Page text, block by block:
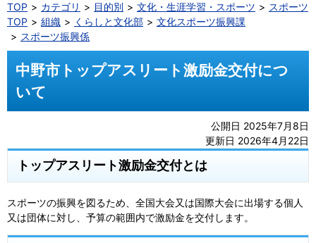
TOP
カテゴリ 目的別 文化・生涯学習・スポーツ
スポーツ
TOP
組織 くらしと文化部
文化スポーツ振興課
スポーツ振興係
中野市トップアスリート激励金交付につ
いて
公開日 2025年7月8日
更新日 2026年4月22日
トップアスリート激励金交付とは
スポーツの振興を図るため、全国大会又は国際大会に出場する個人
又は団体に対し、予算の範囲内で激励金を交付します。